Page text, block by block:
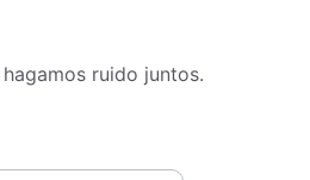
ruido juntos.